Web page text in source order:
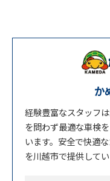
か
経験豊富なスタッフ
を問わず最適な車検
います。安全で快適
を川越市で提供してい